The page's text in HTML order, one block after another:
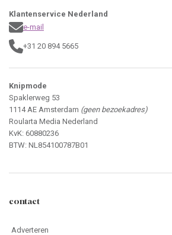
Klantenservice Nederland
e-mail
+31 20 894 5665
Knipmode
Spaklerweg 53
1114 AE Amsterdam (geen bezoekadres)
Roularta Media Nederland
KvK: 60880236
BTW: NL854100787B01
contact
Adverteren